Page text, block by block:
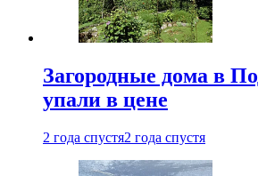
Загородные дома в
упали в цене
2 года спустя2 года спустя